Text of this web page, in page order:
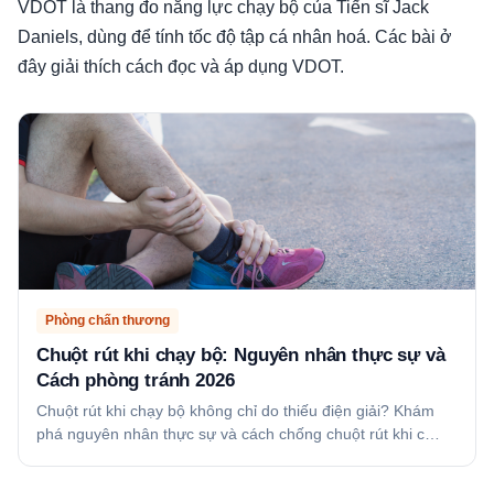
VDOT là thang đo năng lực chạy bộ của Tiến sĩ Jack
Daniels, dùng để tính tốc độ tập cá nhân hoá. Các bài ở
đây giải thích cách đọc và áp dụng VDOT.
Phòng chấn thương
Chuột rút khi chạy bộ: Nguyên nhân thực sự và
Cách phòng tránh 2026
Chuột rút khi chạy bộ không chỉ do thiếu điện giải? Khám
phá nguyên nhân thực sự và cách chống chuột rút khi c…